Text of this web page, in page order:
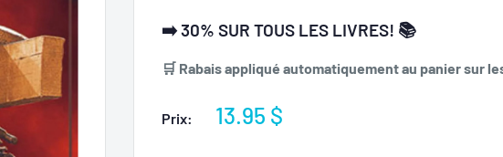
➡️ 30% SUR TOUS LES LIVRES! 📚
🛒 Rabais appliqué automatiquement au panier sur
Prix:
Prix
13.95 $